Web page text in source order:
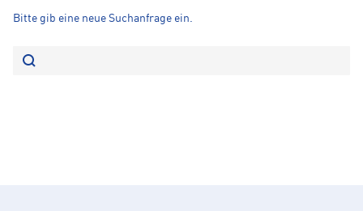
Bitte gib eine neue Suchanfrage ein.